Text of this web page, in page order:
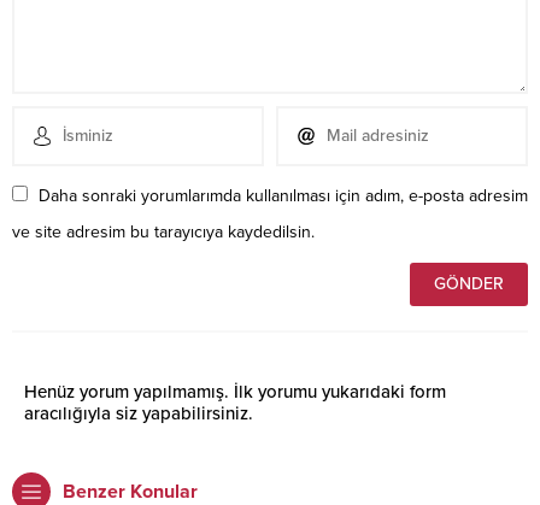
Daha sonraki yorumlarımda kullanılması için adım, e-posta adresim
ve site adresim bu tarayıcıya kaydedilsin.
Henüz yorum yapılmamış. İlk yorumu yukarıdaki form
aracılığıyla siz yapabilirsiniz.
Benzer Konular